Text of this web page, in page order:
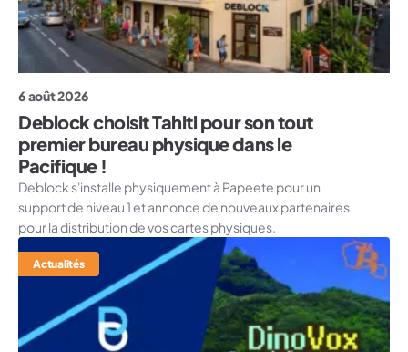
6 août 2026
Deblock choisit Tahiti pour son tout
premier bureau physique dans le
Pacifique !
Deblock s'installe physiquement à Papeete pour un
support de niveau 1 et annonce de nouveaux partenaires
pour la distribution de vos cartes physiques.
Actualités